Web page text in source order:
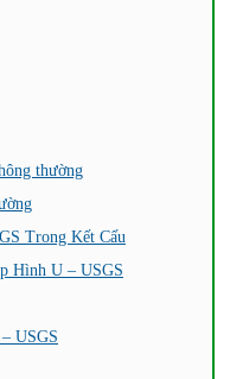
thường
Trong Kết Cấu
Hình U – USGS
USGS